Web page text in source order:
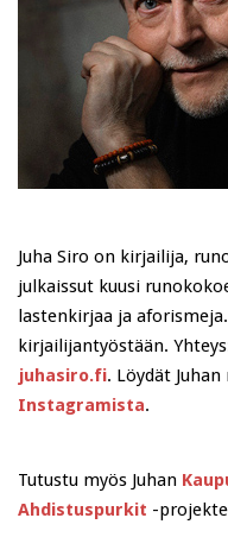
Juha Siro on kirjailija,
julkaissut kuusi
lastenkirjaa ja
kirjailijantyöstään.
juhasiro.fi. Löydät Juhan
Instagramista.
Tutustu myös Juhan
Ahdistuspurkit -